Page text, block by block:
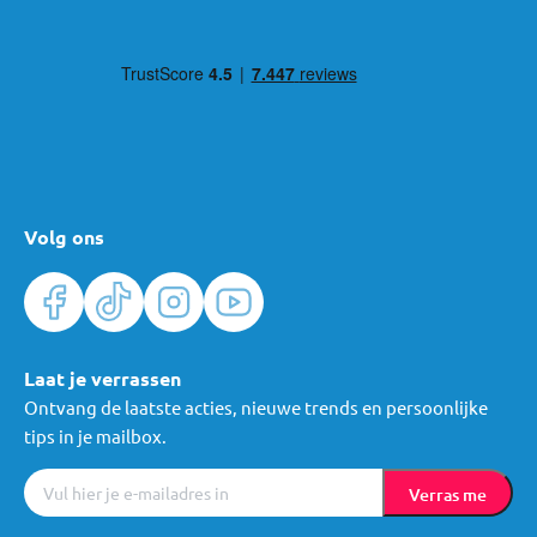
Volg ons
Laat je verrassen
Ontvang de laatste acties, nieuwe trends en persoonlijke
tips in je mailbox.
Verras me